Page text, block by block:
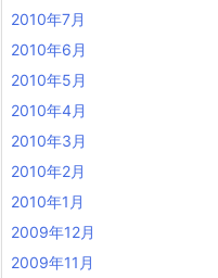
2010年7月
2010年6月
2010年5月
2010年4月
2010年3月
2010年2月
2010年1月
2009年12月
2009年11月